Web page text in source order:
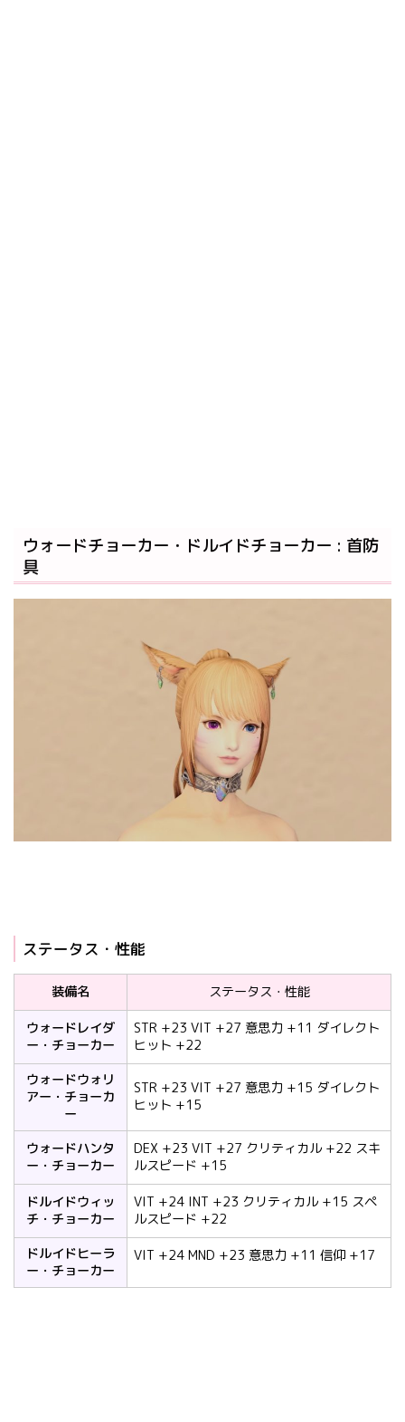
ウォードチョーカー・ドルイドチョーカー : 首防
具
ステータス・性能
装備名
ステータス・性能
ウォードレイダ
ー・チョーカー
STR +23 VIT +27 意思力 +11 ダイレクト
ヒット +22
ウォードウォリ
アー・チョーカ
ー
STR +23 VIT +27 意思力 +15 ダイレクト
ヒット +15
ウォードハンタ
ー・チョーカー
DEX +23 VIT +27 クリティカル +22 スキ
ルスピード +15
ドルイドウィッ
チ・チョーカー
VIT +24 INT +23 クリティカル +15 スペ
ルスピード +22
ドルイドヒーラ
ー・チョーカー
VIT +24 MND +23 意思力 +11 信仰 +17